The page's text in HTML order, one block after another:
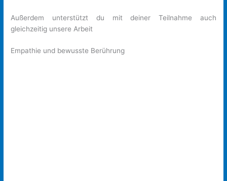
Außerdem unterstützt du mit deiner Teilnahme auch
gleichzeitig unsere Arbeit
Empathie und bewusste Berührung